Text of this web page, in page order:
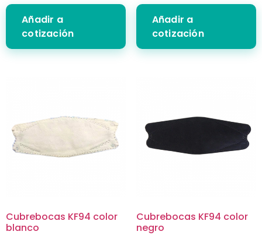
Añadir a
cotización
Añadir a
cotización
Cubrebocas KF94 color
blanco
Cubrebocas KF94 color
negro